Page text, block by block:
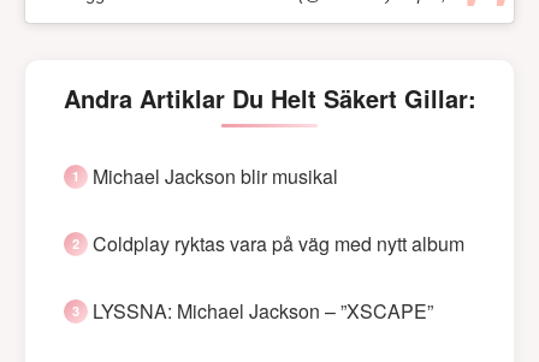
Andra Artiklar Du Helt Säkert Gillar:
Michael Jackson blir musikal
Coldplay ryktas vara på väg med nytt album
LYSSNA: Michael Jackson – ”XSCAPE”